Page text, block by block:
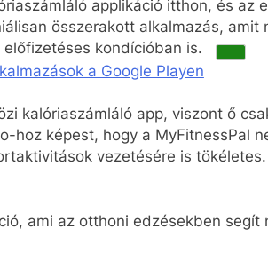
applikáció itthon, és az
összerakott alkalmazás, amit
előfizetéses kondícióban is.
a Google Playen
kalóriaszámláló app, viszont ő
hoz képest, hogy a MyFitnessPal
vezetésére is tökéletes.
ami az otthoni edzésekben segít